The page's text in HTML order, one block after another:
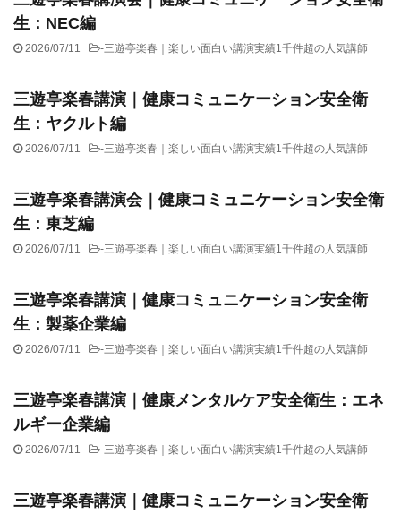
生：NEC編
2026/07/11 -三遊亭楽春｜楽しい面白い講演実績1千件超の人気講師
三遊亭楽春講演｜健康コミュニケーション安全衛
生：ヤクルト編
2026/07/11 -三遊亭楽春｜楽しい面白い講演実績1千件超の人気講師
三遊亭楽春講演会｜健康コミュニケーション安全衛
生：東芝編
2026/07/11 -三遊亭楽春｜楽しい面白い講演実績1千件超の人気講師
三遊亭楽春講演｜健康コミュニケーション安全衛
生：製薬企業編
2026/07/11 -三遊亭楽春｜楽しい面白い講演実績1千件超の人気講師
三遊亭楽春講演｜健康メンタルケア安全衛生：エネ
ルギー企業編
2026/07/11 -三遊亭楽春｜楽しい面白い講演実績1千件超の人気講師
三遊亭楽春講演｜健康コミュニケーション安全衛